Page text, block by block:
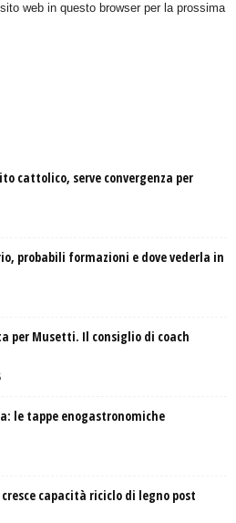
web in questo browser per la prossima
cattolico, serve convergenza per
probabili formazioni e dove vederla in
per Musetti. Il consiglio di coach
le tappe enogastronomiche
capacità riciclo di legno post